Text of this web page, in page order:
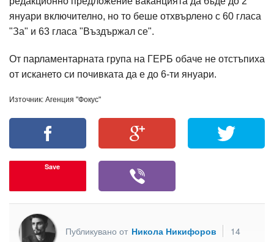
януари включително, но то беше отхвърлено с 60 гласа
"За" и 63 гласа "Въздържал се".
От парламентарната група на ГЕРБ обаче не отстъпиха
от искането си почивката да е до 6-ти януари.
Източник: Агенция "Фокус"
Save
Публикувано от Никола Никифоров
14